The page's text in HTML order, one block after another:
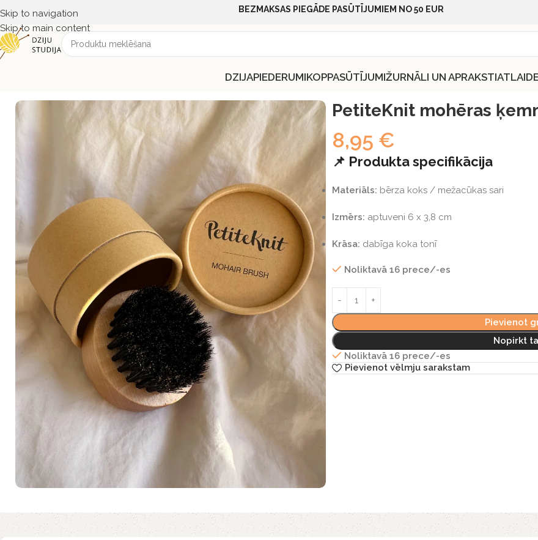
Skip to navigation
Skip to main content
BEZMAKSAS PIEGĀDE PASŪTĪJUMIEM NO 50 EUR
DZIJAPIEDERUMIKOPPASŪTĪJUMIŽURNĀLI UN APRAKSTI
PetiteKnit mohēras
8,95 €
📌 Produkta specifikācija
Materiāls: bērza koks / mežacūkas sari
Izmērs: aptuveni 6 x 3,8 cm
Krāsa: dabīga koka tonī
Noliktavā 16 prece/-es
Pievienot
Nopirkt
Noliktavā 16 prece/-es
Pievienot vēlmju sarakstam